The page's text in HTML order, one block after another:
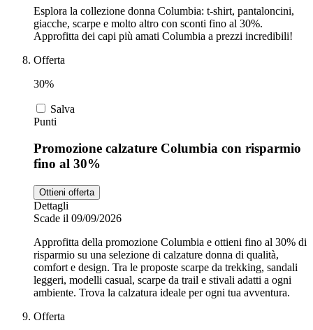
Esplora la collezione donna Columbia: t-shirt, pantaloncini,
giacche, scarpe e molto altro con sconti fino al 30%.
Approfitta dei capi più amati Columbia a prezzi incredibili!
Offerta
30%
Salva
Punti
Promozione calzature Columbia con risparmio
fino al 30%
Ottieni offerta
Dettagli
Scade il 09/09/2026
Approfitta della promozione Columbia e ottieni fino al 30% di
risparmio su una selezione di calzature donna di qualità,
comfort e design. Tra le proposte scarpe da trekking, sandali
leggeri, modelli casual, scarpe da trail e stivali adatti a ogni
ambiente. Trova la calzatura ideale per ogni tua avventura.
Offerta